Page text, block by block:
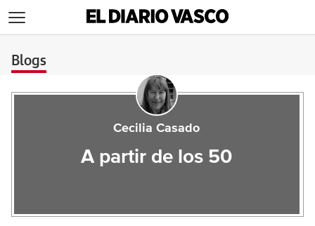
Blogs
Cecilia Casado
A partir de los 50